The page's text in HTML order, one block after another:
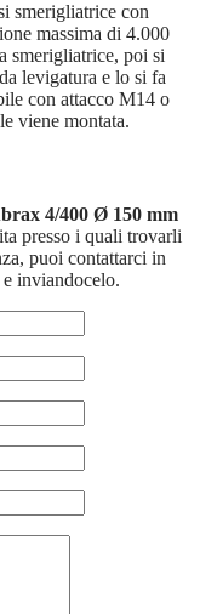
smerigliatrice con
massima di 4.000
smerigliatrice, poi si
levigatura e lo si fa
con attacco M14 o
viene montata.
4/400 Ø 150 mm
presso i quali trovarli
puoi contattarci in
inviandocelo.